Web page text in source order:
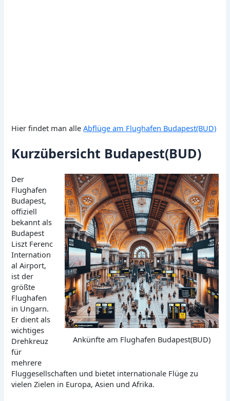
Hier findet man alleAbflüge am Flughafen Budapest(BUD)
Kurzübersicht Budapest(BUD)
Ankünfte am Flughafen Budapest(BUD)
Der
Flughafen
Budapest,
offiziell
bekannt als
Budapest
Liszt Ferenc
Internation
al Airport,
ist der
größte
Flughafen
in Ungarn.
Er dient als
wichtiges
Drehkreuz
für
mehrere
Fluggesellschaften und bietet internationale Flüge zu
vielen Zielen in Europa, Asien und Afrika.